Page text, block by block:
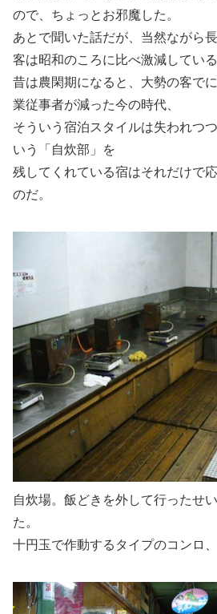
ので、ちょっとお邪魔した。
あとで聞いた話だが、当然ながら
客は昭和のころに比べ激減している
昔は農閑期になると、大勢の客で
業従事者が減った今の時代、
そういう宿泊スタイルは失われつ
いう「自炊部」を
残してくれている宿はそれだけで
のだ。
自炊場。飯どきを外して行ったせ
た。
十円玉で作動するタイプのコンロ